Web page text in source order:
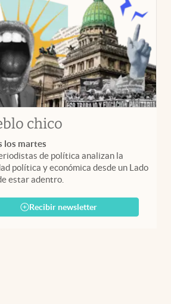
chico
los martes
de política analizan la
política y económica desde un Lado
estar adentro.
Recibir newsletter